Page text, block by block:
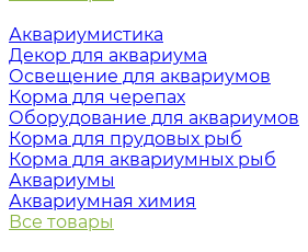
Аквариумистика
Декор для аквариума
Освещение для аквариумов
Корма для черепах
Оборудование для аквариумов
Корма для прудовых рыб
Корма для аквариумных рыб
Аквариумы
Аквариумная химия
Все товары